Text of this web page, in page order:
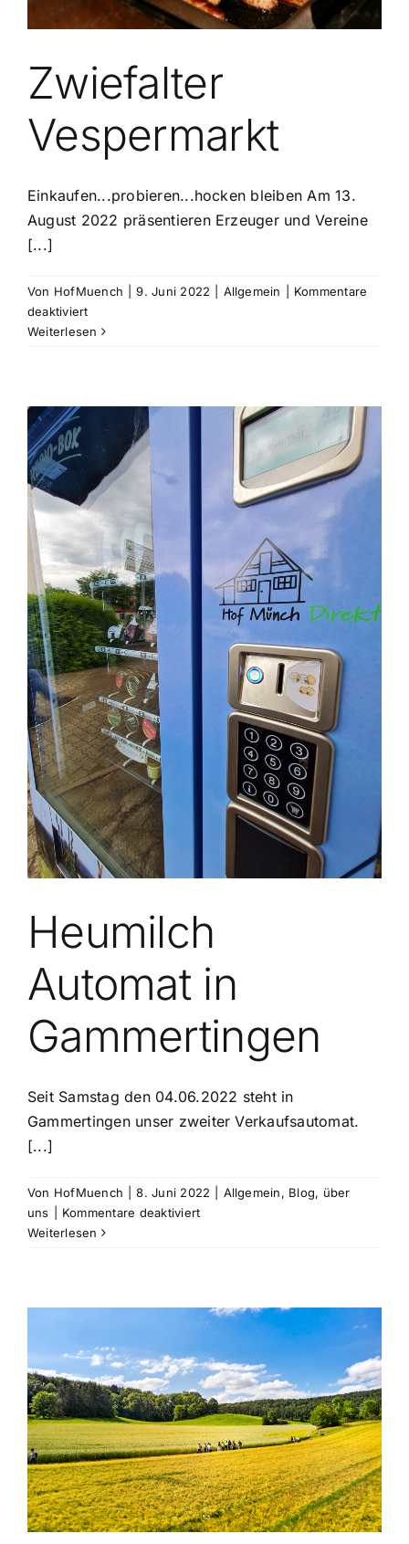
Zwiefalter
Vespermarkt
Einkaufen...probieren...hocken bleiben Am 13.
August 2022 präsentieren Erzeuger und Vereine
[...]
Von HofMuench 9. Juni 2022 Allgemein
Kommentare
deaktiviertfür
Zwiefalter
Weiterlesen
Heumilch
Automat in
Gammertingen
Seit Samstag den 04.06.2022 steht in
Gammertingen unser zweiter Verkaufsautomat.
[...]
Von HofMuench 8. Juni 2022 Allgemein, Blog, über
uns
Kommentare deaktiviertfür
Weiterlesen